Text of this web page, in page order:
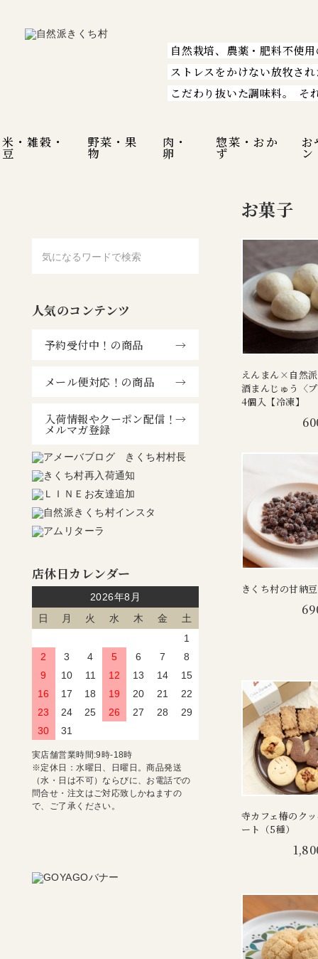
自然栽培、農薬・肥料不使
ストレスをかけない放牧さ
こだわり抜いた調味料。
そ
米・雑穀・
豆
野菜・果
物
肉・
卵
惣菜・おか
ず
お
ン
お菓子
えんまん×自然
酒まんじゅう〈
4個入【冷凍】
きくち村の甘納
寺カフェ椿のク
ート（5種）
人気のコンテンツ
予約受付中！の商品
メール便対応！の商品
入荷情報やクーポン配信！
メルマガ登録
店休日カレンダー
2026年8月
日
月 火 水 木 金
土
1
2
3 4 5 6 7
8
9
10 11 12 13 14
15
16
17 18 19 20 21
22
23
24 25 26 27 28
29
30
31
実店舗営業時間:9時-18時
※定休日：水曜日、日曜日。商品発送
（水・日は不可）ならびに、お電話での
問合せ・注文はご対応致しかねますの
で、ご了承ください。